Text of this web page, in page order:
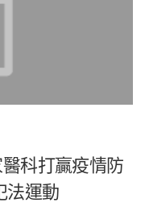
科打贏疫情防
法運動